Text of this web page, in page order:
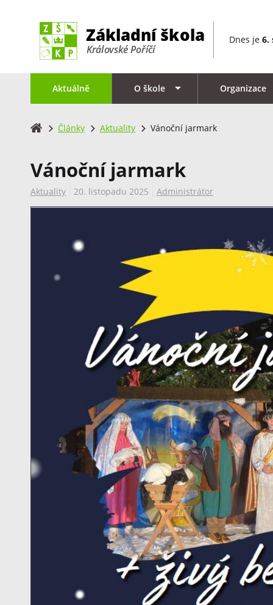
Dnes je 6.
Aktuálně O škole Organizace
Články Aktuality Vánoční jarmark
Vánoční jarmark
Aktuality 20. listopadu 2025 Administrátor